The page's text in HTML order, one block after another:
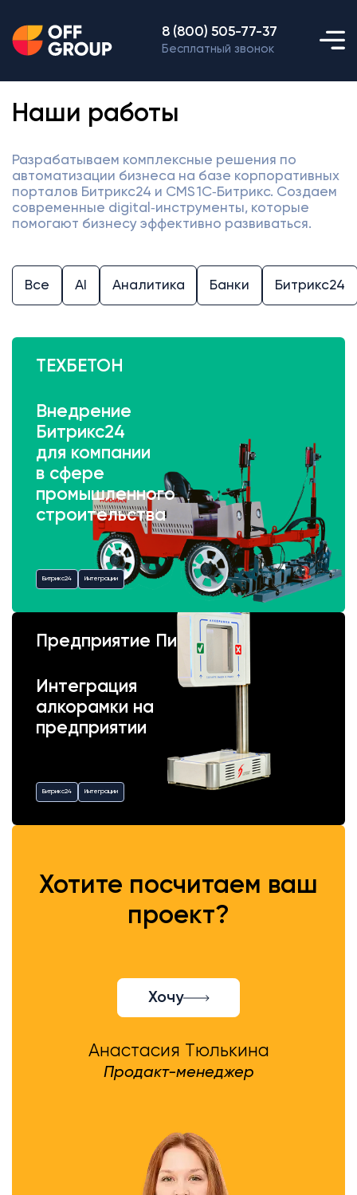
8 (800) 505-77-37
Бесплатный звонок
Наши работы
Разрабатываем комплексные решения по
автоматизации бизнеса на базе корпоративных
порталов Битрикс24 и CMS 1С‑Битрикс. Создаем
современные digital‑инструменты, которые
помогают бизнесу эффективно развиваться.
Все AI Аналитика Банки Битрикс24
ТЕХБЕТОН
Внедрение
Битрикс24
для компании
в сфере
промышленного
строительства
Битрикс24 Интеграции
Предприятие Пик
Интеграция
алкорамки на
предприятии
Битрикс24 Интеграции
Хотите посчитаем ваш
проект?
Хочу
Анастасия Тюлькина
Продакт-менеджер